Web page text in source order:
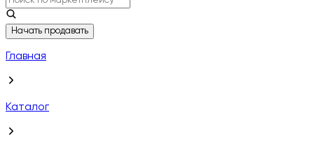
Начать продавать
Главная
Каталог